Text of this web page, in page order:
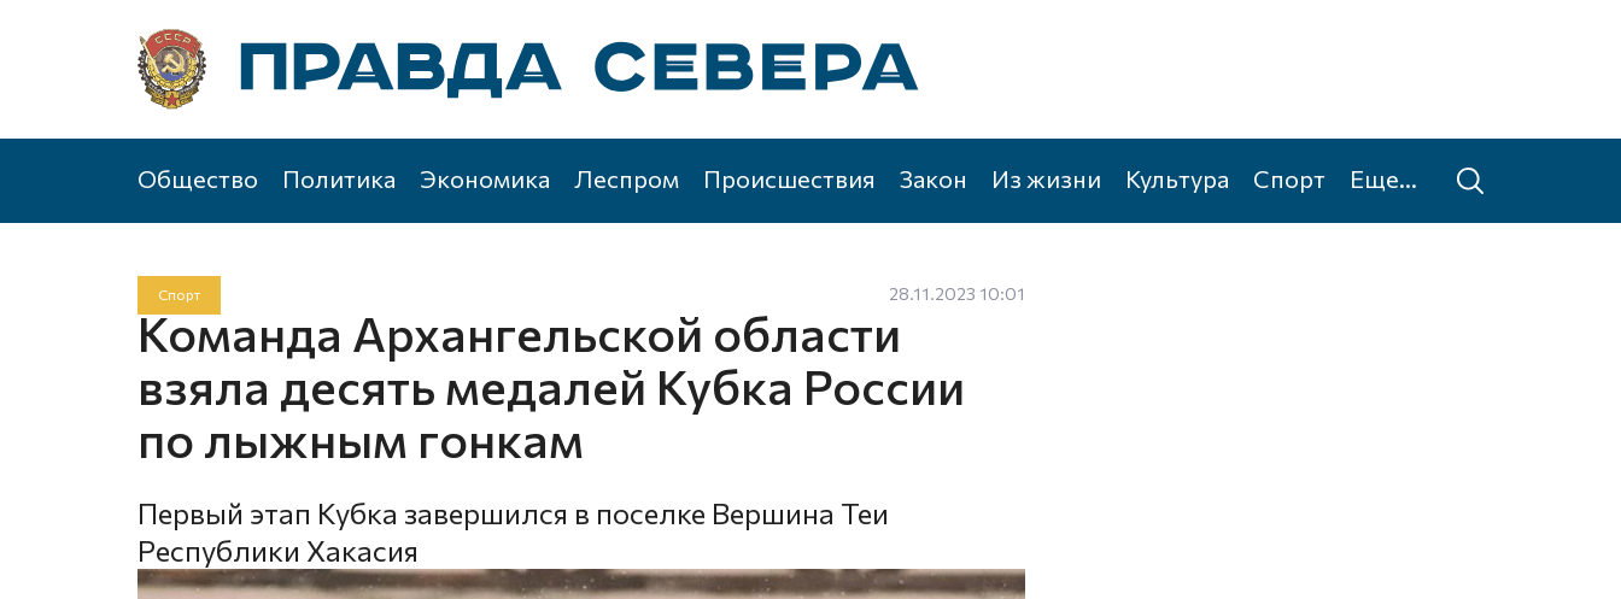
Общество Политика Экономика Леспром Происшествия Закон Из жизни Культура Спорт Еще...
Спорт 28.11.2023 10:01
Команда Архангельской области
взяла десять медалей Кубка России
по лыжным гонкам
Первый этап Кубка завершился в поселке Вершина Теи
Республики Хакасия